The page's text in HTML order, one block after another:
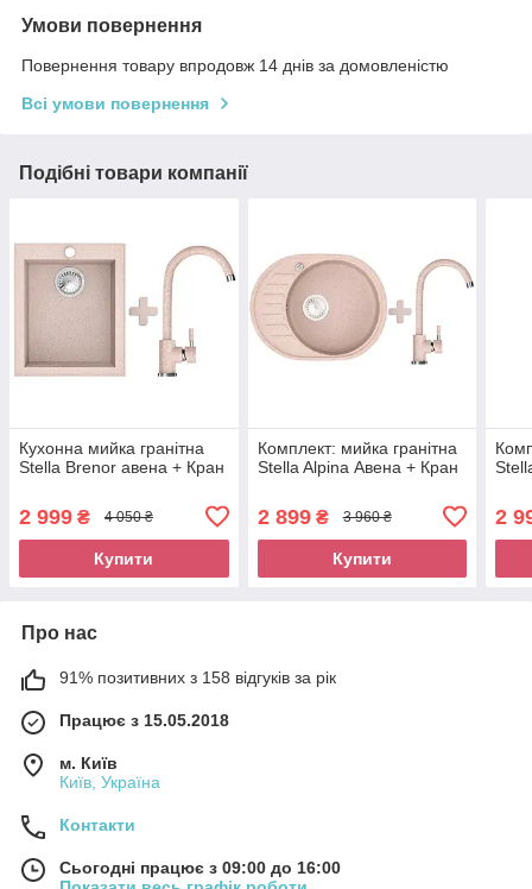
Умови повернення
Повернення товару впродовж 14 днів за домовленістю
Всі умови повернення
Подібні товари компанії
Кухонна мийка гранітна
Stella Brenor авена + Кран
2 999 ₴ 4 050 ₴
Купити
Комплект: мийка гранітна
Stella Alpina Авена + Кран
2 899₴ 3 960 ₴
Купити
2
Про нас
91% позитивних з 158 відгуків за рік
Працює з 15.05.2018
м. Київ
Київ, Україна
Контакти
Сьогодні працює з 09:00 до 16:00